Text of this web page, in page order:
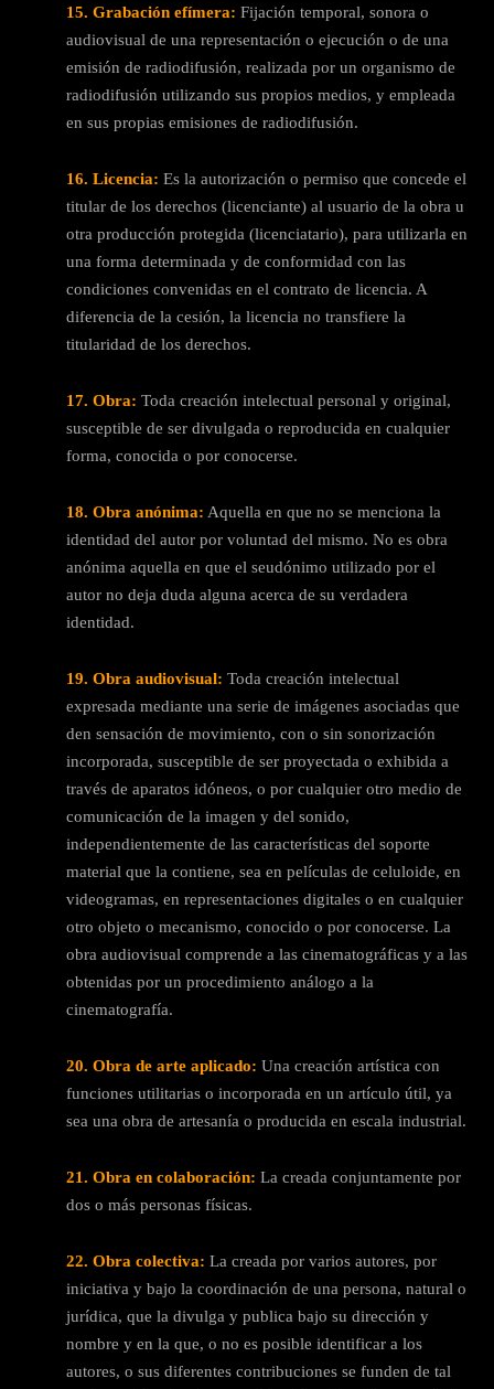
15. Grabación efímera: Fijación temporal, sonora o
audiovisual de una representación o ejecución o de una
emisión de radiodifusión, realizada por un organismo de
radiodifusión utilizando sus propios medios, y empleada
en sus propias emisiones de radiodifusión.
16. Licencia: Es la autorización o permiso que concede el
titular de los derechos (licenciante) al usuario de la obra u
otra producción protegida (licenciatario), para utilizarla en
una forma determinada y de conformidad con las
condiciones convenidas en el contrato de licencia. A
diferencia de la cesión, la licencia no transfiere la
titularidad de los derechos.
17. Obra: Toda creación intelectual personal y original,
susceptible de ser divulgada o reproducida en cualquier
forma, conocida o por conocerse.
18. Obra anónima: Aquella en que no se menciona la
identidad del autor por voluntad del mismo. No es obra
anónima aquella en que el seudónimo utilizado por el
autor no deja duda alguna acerca de su verdadera
identidad.
19. Obra audiovisual: Toda creación intelectual
expresada mediante una serie de imágenes asociadas que
den sensación de movimiento, con o sin sonorización
incorporada, susceptible de ser proyectada o exhibida a
través de aparatos idóneos, o por cualquier otro medio de
comunicación de la imagen y del sonido,
independientemente de las características del soporte
material que la contiene, sea en películas de celuloide, en
videogramas, en representaciones digitales o en cualquier
otro objeto o mecanismo, conocido o por conocerse. La
obra audiovisual comprende a las cinematográficas y a las
obtenidas por un procedimiento análogo a la
cinematografía.
20. Obra de arte aplicado: Una creación artística con
funciones utilitarias o incorporada en un artículo útil, ya
sea una obra de artesanía o producida en escala industrial.
21. Obra en colaboración: La creada conjuntamente por
dos o más personas físicas.
22. Obra colectiva: La creada por varios autores, por
iniciativa y bajo la coordinación de una persona, natural o
jurídica, que la divulga y publica bajo su dirección y
nombre y en la que, o no es posible identificar a los
autores, o sus diferentes contribuciones se funden de tal